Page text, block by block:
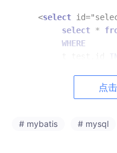
   <
select
select *
WHERE
        </
foreach>
点
# mybatis # mysql